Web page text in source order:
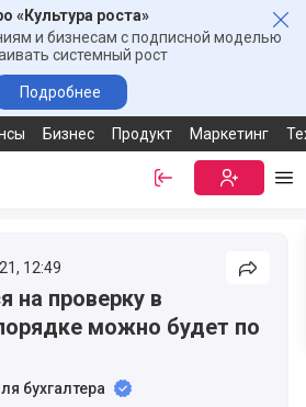
«Культура роста»
и бизнесам с подписной моделью
системный рост
Подробнее
Бизнес Продукт Маркетинг
Войти
12:49
на проверку в
можно будет по
бухгалтера